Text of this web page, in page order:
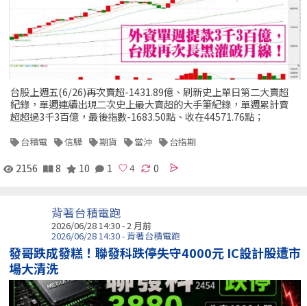
台股上週五(6/26)再次賣超-1431.89億、刷新史上單日第二大賣超
紀錄，單週連續出現二次史上最大賣超的大手筆紀錄，單週累計賣
超超過3千3百億，最後指數-1683.50點、收在44571.76點；
台積電 信驊 期貨 當沖 台指期
2156 8 10 1 0
背著台積電跑
2026/06/28 14:30 - 2 月前
2026/06/28 14:30 - 背著台積電跑
發哥跌成發糕！聯發科跌停失守4000元 IC設計股遭市
場大清洗